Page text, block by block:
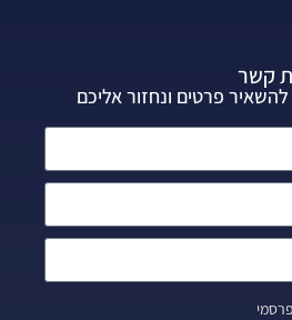
קשר
להשאיר פרטים ונחזור אליכם